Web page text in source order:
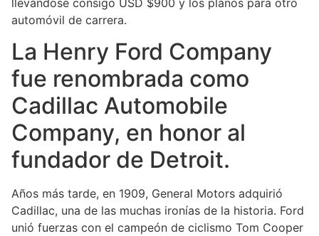
automóvil de carrera.
La Henry Ford Company
fue renombrada como
Cadillac Automobile
Company, en honor al
fundador de Detroit.
Años más tarde, en 1909, General Motors adquirió
Cadillac, una de las muchas ironías de la historia. Ford
unió fuerzas con el campeón de ciclismo Tom Cooper